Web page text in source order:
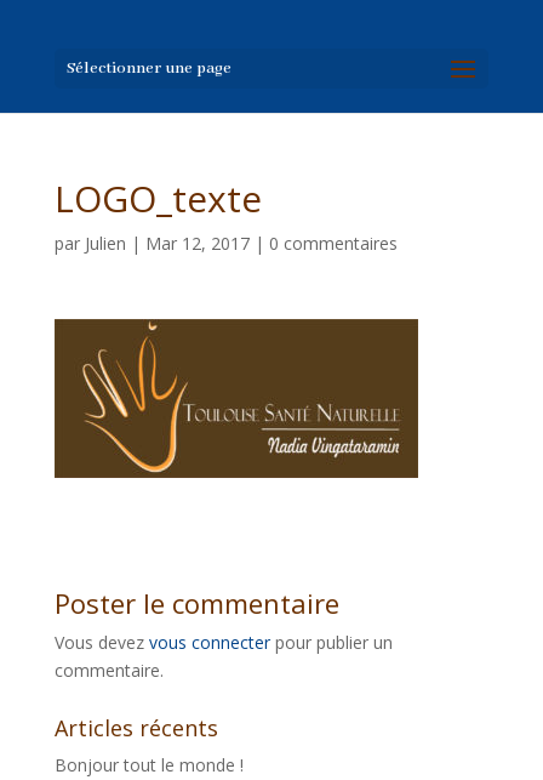
Sélectionner une page
LOGO_texte
par Julien | Mar 12, 2017| 0 commentaires
Poster le commentaire
Vous devez vous connecterpour publier un
commentaire.
Articles récents
Bonjour tout le monde !